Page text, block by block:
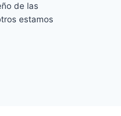
de las
estamos